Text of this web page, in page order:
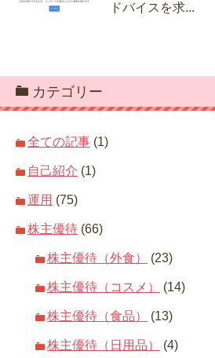
ドバイスを求...
カテゴリー
全ての記事 (1)
自己紹介 (1)
運用 (75)
株主優待 (66)
株主優待（外食） (23)
株主優待（コスメ） (14)
株主優待（食品） (13)
株主優待（日用品） (4)